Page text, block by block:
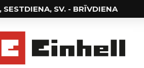
SV. - BRĪVDIENA